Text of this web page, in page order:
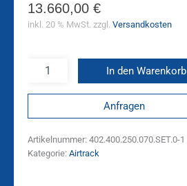
13.660,00 €
inkl. 20 % MwSt. zzgl. Versandkosten
In den Warenkorb
Anfragen
Artikelnummer: 402.400.250.070.SET.0-1
Kategorie: Airtrack